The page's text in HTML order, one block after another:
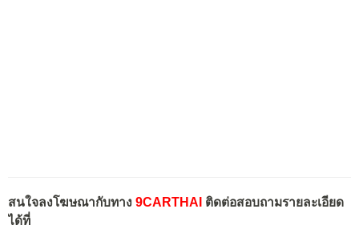
สนใจลงโฆษณากับทาง 9CARTHAI ติดต่อสอบถามรายละเอียด
ได้ที่